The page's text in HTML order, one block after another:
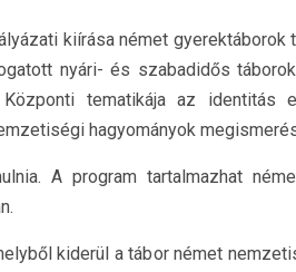
kiírása német gyerektáborok
nyári- és szabadidős
Központi tematikája az identitás
hagyományok
A program tartalmazhat
kiderül a tábor német